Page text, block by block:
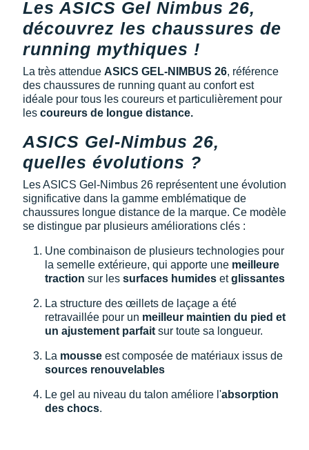
Les ASICS Gel Nimbus 26,
découvrez les chaussures de
running mythiques !
La très attendue ASICS GEL-NIMBUS 26, référence
des chaussures de running quant au confort est
idéale pour tous les coureurs et particulièrement pour
les coureurs de longue distance.
ASICS Gel-Nimbus 26,
quelles évolutions ?
Les ASICS Gel-Nimbus 26 représentent une évolution
significative dans la gamme emblématique de
chaussures longue distance de la marque. Ce modèle
se distingue par plusieurs améliorations clés :
Une combinaison de plusieurs technologies pour
la semelle extérieure, qui apporte une meilleure
traction sur les surfaces humides etglissantes
La structure des œillets de laçage a été
retravaillée pour un meilleur maintien du pied et
un ajustement parfait sur toute sa longueur.
La mousse est composée de matériaux issus de
sources renouvelables
Le gel au niveau du talon améliore l'absorption
des chocs.
PAR MARQUES
DÉSTOCKAGE
+ Voir tous lesaccessoires
Nike
NNormal
Odlo
On-Running
Orca
OVERSTIMS
Patagonia
Petzl
Polar
Puma
Raidlight
Salomon
Saucony